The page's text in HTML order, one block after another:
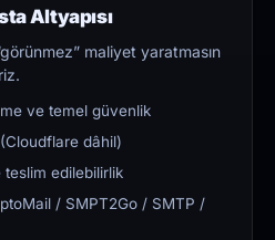
Altyapısı
maliyet yaratmasın
ve temel güvenlik
dâhil)
teslim edilebilirlik
/ SMPT2Go / SMTP /